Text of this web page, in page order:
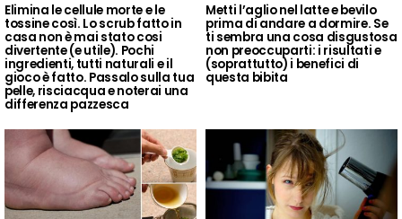
Elimina le cellule morte e le
tossine così. Lo scrub fatto in
casa non è mai stato cosi
divertente (e utile). Pochi
ingredienti, tutti naturali e il
gioco è fatto. Passalo sulla tua
pelle, risciacqua e noterai una
differenza pazzesca
Metti l’aglio nel latte e bevilo
prima di andare a dormire. Se
ti sembra una cosa disgustosa
non preoccuparti: i risultati e
(soprattutto) i benefici di
questa bibita